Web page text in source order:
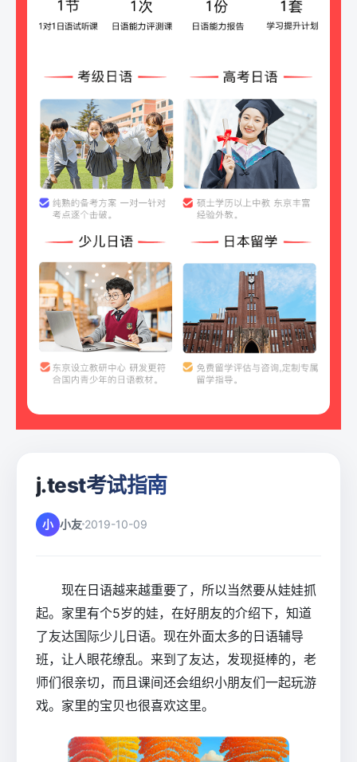
j.test考试指南
小 小友 2019-10-09
现在日语越来越重要了，所以当然要从娃娃抓
起。家里有个5岁的娃，在好朋友的介绍下，知道
了友达国际少儿日语。现在外面太多的日语辅导
班，让人眼花缭乱。来到了友达，发现挺棒的，老
师们很亲切，而且课间还会组织小朋友们一起玩游
戏。家里的宝贝也很喜欢这里。